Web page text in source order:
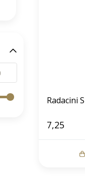
Radacini
7,25